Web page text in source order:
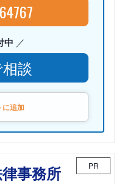
中
談
に追加
事務所 PR